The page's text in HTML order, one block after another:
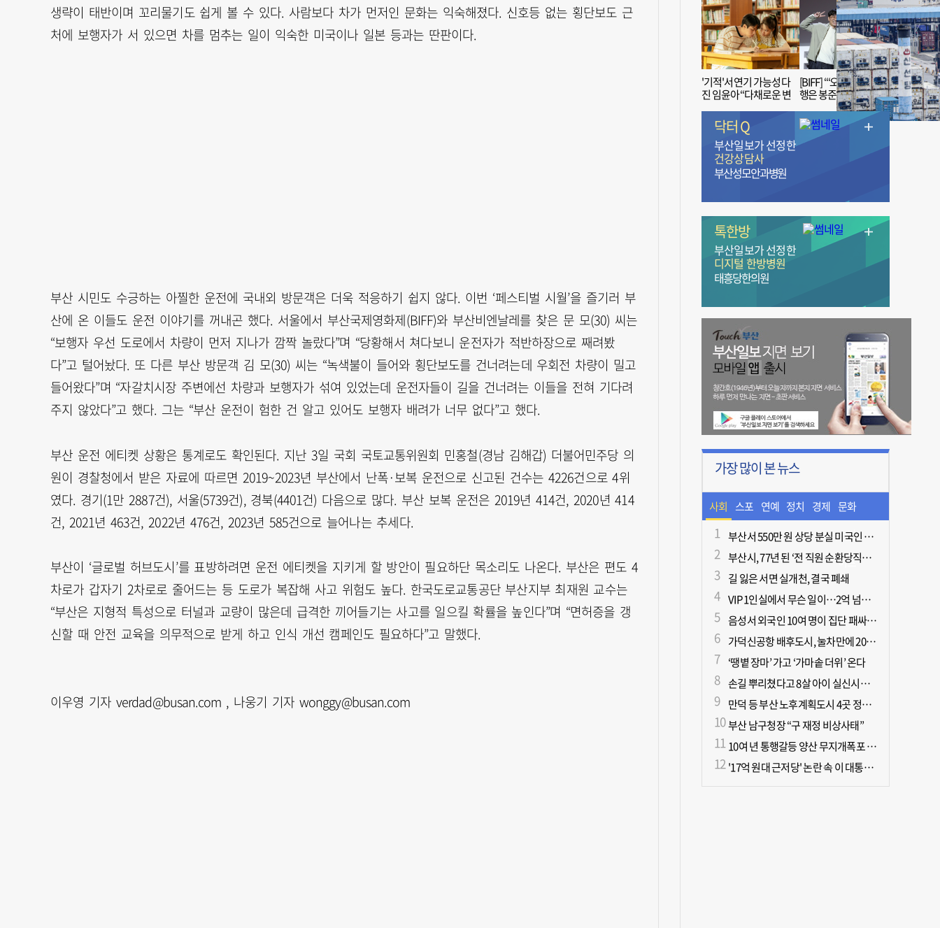
생략이 태반이며 꼬리물기도 쉽게 볼 수 있다. 사람보다 차가 먼저인 문화는 익숙해졌다. 신호등 없는 횡단보도 근
처에 보행자가 서 있으면 차를 멈추는 일이 익숙한 미국이나 일본 등과는 딴판이다.
부산 시민도 수긍하는 아찔한 운전에 국내외 방문객은 더욱 적응하기 쉽지 않다. 이번 ‘페스티벌 시월’을 즐기러 부
산에 온 이들도 운전 이야기를 꺼내곤 했다. 서울에서 부산국제영화제(BIFF)와 부산비엔날레를 찾은 문 모(30) 씨는
“보행자 우선 도로에서 차량이 먼저 지나가 깜짝 놀랐다”며 “당황해서 쳐다보니 운전자가 적반하장으로 째려봤
다”고 털어놨다. 또 다른 부산 방문객 김 모(30) 씨는 “녹색불이 들어와 횡단보도를 건너려는데 우회전 차량이 밀고
들어왔다”며 “자갈치시장 주변에선 차량과 보행자가 섞여 있었는데 운전자들이 길을 건너려는 이들을 전혀 기다려
주지 않았다”고 했다. 그는 “부산 운전이 험한 건 알고 있어도 보행자 배려가 너무 없다”고 했다.
부산 운전 에티켓 상황은 통계로도 확인된다. 지난 3일 국회 국토교통위원회 민홍철(경남 김해갑) 더불어민주당 의
원이 경찰청에서 받은 자료에 따르면 2019~2023년 부산에서 난폭·보복 운전으로 신고된 건수는 4226건으로 4위
였다. 경기(1만 2887건), 서울(5739건), 경북(4401건) 다음으로 많다. 부산 보복 운전은 2019년 414건, 2020년 414
건, 2021년 463건, 2022년 476건, 2023년 585건으로 늘어나는 추세다.
부산이 ‘글로벌 허브도시’를 표방하려면 운전 에티켓을 지키게 할 방안이 필요하단 목소리도 나온다. 부산은 편도 4
차로가 갑자기 2차로로 줄어드는 등 도로가 복잡해 사고 위험도 높다. 한국도로교통공단 부산지부 최재원 교수는
“부산은 지형적 특성으로 터널과 교량이 많은데 급격한 끼어들기는 사고를 일으킬 확률을 높인다”며 “면허증을 갱
신할 때 안전 교육을 의무적으로 받게 하고 인식 개선 캠페인도 필요하다”고 말했다.
이우영 기자 verdad@busan.com , 나웅기 기자 wonggy@busan.com
'기적'서 연기 가능성 다
진 임윤아 “다채로운 변
[BIFF] “‘오징어 게임’ 흥
행은 봉준호 감독 ‘1인
치 장벽’ 무너진 순간”
닥터 Q
부산일보가 선정한
건강상담사
부산성모안과병원
톡한방
부산일보가 선정한
디지털 한방병원
태흥당한의원
가장 많이 본 뉴스
사회 스포
츠
연예 정치 경제 문화
ㆍ라
이프
부산서 550만 원 상당 분실 미국인 관광객, 경찰 도움으로 되찾아
부산시, 77년 된 ‘전 직원 순환당직제’ 폐지
길 잃은 서면 실개천, 결국 폐쇄
VIP 1인실에서 무슨 일이…2억 넘게 쓴 중독자·불법촬영한 의사
음성서 외국인 10여 명이 집단 패싸움하다 1명 사망
가덕신공항 배후도시, 눌차만에 2028년 착공
‘땡볕 장마’ 가고 ‘가마솥 더위’ 온다
손길 뿌리쳤다고 8살 아이 실신시킨 50대, 집유
만덕 등 부산 노후계획도시 4곳 정비기본계획 마련
부산 남구청장 “구 재정 비상사태”
10여 년 통행갈등 양산 무지개폭포 해결되나?
'17억 원대 근저당' 논란 속 이 대통령, 오늘 국민과 부동산 대토론회